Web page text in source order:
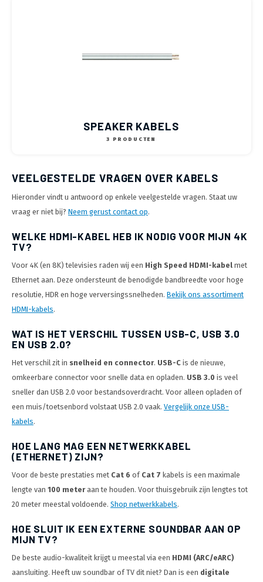
SPEAKER KABELS
3 PRODUCTEN
VEELGESTELDE VRAGEN OVER KABELS
Hieronder vindt u antwoord op enkele veelgestelde vragen. Staat uw
vraag er niet bij? Neem gerust contact op.
WELKE HDMI-KABEL HEB IK NODIG VOOR MIJN 4K
TV?
Voor 4K (en 8K) televisies raden wij een High Speed HDMI-kabel met
Ethernet aan. Deze ondersteunt de benodigde bandbreedte voor hoge
resolutie, HDR en hoge verversingssnelheden. Bekijk ons assortiment
HDMI-kabels.
WAT IS HET VERSCHIL TUSSEN USB-C, USB 3.0
EN USB 2.0?
Het verschil zit in snelheid en connector. USB-C is de nieuwe,
omkeerbare connector voor snelle data en opladen. USB 3.0 is veel
sneller dan USB 2.0 voor bestandsoverdracht. Voor alleen opladen of
een muis/toetsenbord volstaat USB 2.0 vaak. Vergelijk onze USB-
kabels.
HOE LANG MAG EEN NETWERKKABEL
(ETHERNET) ZIJN?
Voor de beste prestaties met Cat 6 of Cat 7 kabels is een maximale
lengte van 100 meteraan te houden. Voor thuisgebruik zijn lengtes tot
20 meter meestal voldoende. Shop netwerkkabels.
HOE SLUIT IK EEN EXTERNE SOUNDBAR AAN OP
MIJN TV?
De beste audio-kwaliteit krijgt u meestal via een HDMI (ARC/eARC)
aansluiting. Heeft uw soundbar of TV dit niet? Dan is een digitale